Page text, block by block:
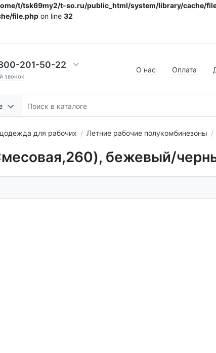
t/tsk69my2/t-so.ru/public_html/system/library/cache/
file.php on line 32
201-50-22
звонок
О нас Оплата
для рабочих Летние рабочие полукомбинезоны
бежевый/